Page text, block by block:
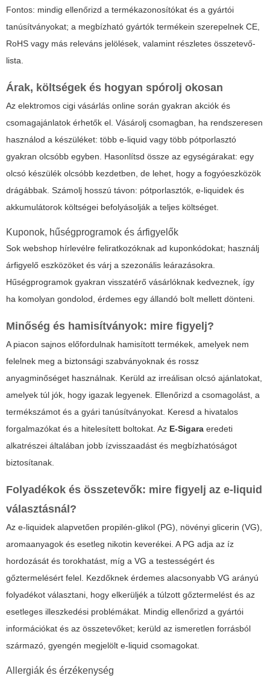
Fontos: mindig ellenőrizd a termékazonosítókat és a gyártói
tanúsítványokat; a megbízható gyártók termékein szerepelnek CE,
RoHS vagy más releváns jelölések, valamint részletes összetevő-
lista.
Árak, költségek és hogyan spórolj okosan
Az elektromos cigi vásárlás online során gyakran akciók és
csomagajánlatok érhetők el. Vásárolj csomagban, ha rendszeresen
használod a készüléket: több e-liquid vagy több pótporlasztó
gyakran olcsóbb egyben. Hasonlítsd össze az egységárakat: egy
olcsó készülék olcsóbb kezdetben, de lehet, hogy a fogyóeszközök
drágábbak. Számolj hosszú távon: pótporlasztók, e-liquidek és
akkumulátorok költségei befolyásolják a teljes költséget.
Kuponok, hűségprogramok és árfigyelők
Sok webshop hírlevélre feliratkozóknak ad kuponkódokat; használj
árfigyelő eszközöket és várj a szezonális leárazásokra.
Hűségprogramok gyakran visszatérő vásárlóknak kedveznek, így
ha komolyan gondolod, érdemes egy állandó bolt mellett dönteni.
Minőség és hamisítványok: mire figyelj?
A piacon sajnos előfordulnak hamisított termékek, amelyek nem
felelnek meg a biztonsági szabványoknak és rossz
anyagminőséget használnak. Kerüld az irreálisan olcsó ajánlatokat,
amelyek túl jók, hogy igazak legyenek. Ellenőrizd a csomagolást, a
termékszámot és a gyári tanúsítványokat. Keresd a hivatalos
forgalmazókat és a hitelesített boltokat. Az E-Sigara eredeti
alkatrészei általában jobb ízvisszaadást és megbízhatóságot
biztosítanak.
Folyadékok és összetevők: mire figyelj az e-liquid
választásnál?
Az e-liquidek alapvetően propilén-glikol (PG), növényi glicerin (VG),
aromaanyagok és esetleg nikotin keverékei. A PG adja az íz
hordozását és torokhatást, míg a VG a testességért és
gőztermelésért felel. Kezdőknek érdemes alacsonyabb VG arányú
folyadékot választani, hogy elkerüljék a túlzott gőztermelést és az
esetleges illeszkedési problémákat. Mindig ellenőrizd a gyártói
információkat és az összetevőket; kerüld az ismeretlen forrásból
származó, gyengén megjelölt e-liquid csomagokat.
Allergiák és érzékenység